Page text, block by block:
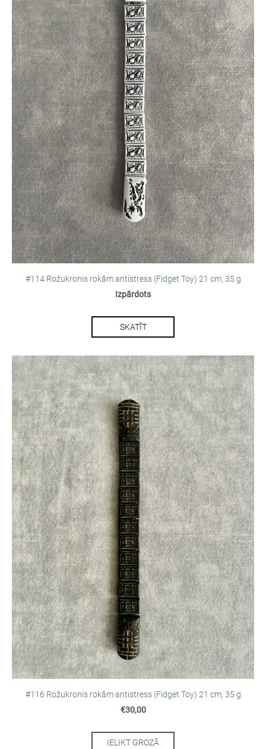
#114 Rožukronis rokām antistress (Fidget Toy) 21 cm, 35 g
Izpārdots
SKATĪT
#116 Rožukronis rokām antistress (Fidget Toy) 21 cm, 35 g
€30,00
IELIKT GROZĀ